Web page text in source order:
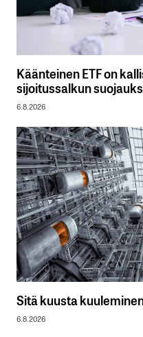
Käänteinen ETF on
sijoitussalkun
6.8.2026
Sitä kuusta
6.8.2026